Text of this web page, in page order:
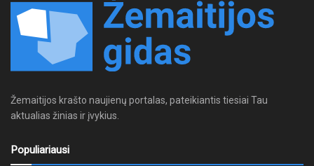
Žemaitijos krašto naujienų portalas, pateikiantis tiesiai Tau
aktualias žinias ir įvykius.
Populiariausi